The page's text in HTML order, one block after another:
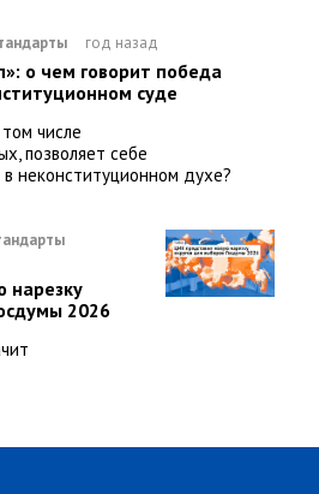
год назад
о чем говорит победа
суде
числе
позволяет себе
неконституционном духе?
нарезку
2026